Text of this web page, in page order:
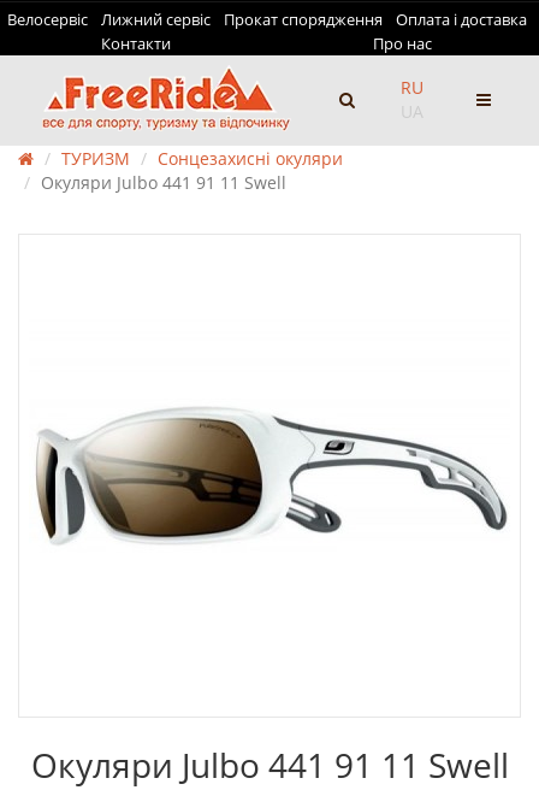
Велосервіс Лижний сервіс Прокат спорядження
Оплата і доставка
Контакти
Про нас
RU
UA
ТУРИЗМ
Сонцезахисні окуляри
Окуляри Julbo 441 91 11 Swell
Окуляри Julbo 441 91 11 Swell